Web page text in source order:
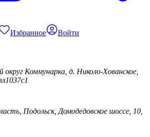
Избранное Войти
округ Коммунарка, д. Николо-Хованское,
Подольск, Домодедовское шоссе, 10,